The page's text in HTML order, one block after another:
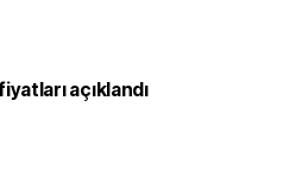
açıklandı